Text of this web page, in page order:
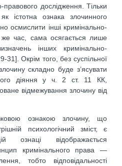
правового дослідження. Тільки
істотна ознака злочинного
осмислити інші кримінально-
же час, сама осягається лише
інших кримінально-
31]. Окрім того, без суспільної
складно буде з’ясувати
діяння у ч. 2 ст. 11 КК,
відмежування злочину від
ознакою злочину, що
психологічний зміст, є
ознаці відображається
кримінального права —
тобто відповідальності